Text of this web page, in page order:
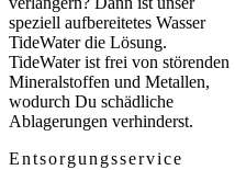
speziell aufbereitetes Wasser
TideWater die Lösung.
TideWater ist frei von störenden
Mineralstoffen und Metallen,
wodurch Du schädliche
Ablagerungen verhinderst.
Entsorgungsservice